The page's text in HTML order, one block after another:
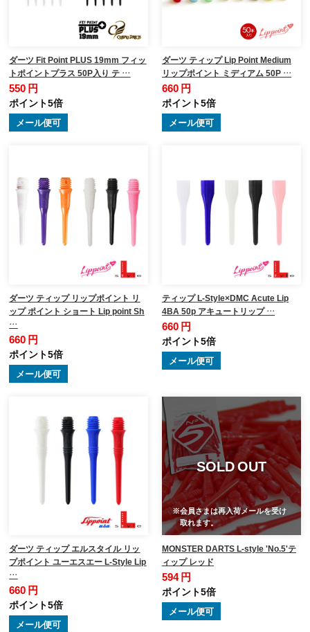
ダーツ Fit Point PLUS 19mm フィッ
トポイントプラス 50P入り テ …
550 円
ポイント5倍
メール便可
ダーツ ティップ Lip Point Medium
リップポイント ミディアム 50P …
660 円
ポイント5倍
メール便可
ダーツ ティップ リップポイント リ
ップ ポイント ショート Lip point Sh
…
660 円
ポイント5倍
メール便可
ティップ L-Style×DMC Acute Lip
4BA 50p アキュートリップ …
660 円
ポイント5倍
メール便可
ダーツ ティップ エルスタイル リッ
プポイント ユーエスエー L-Style Lip
…
660 円
ポイント5倍
メール便可
SOLD OUT
※会員さまは再入荷メールを受け
取れます。
MONSTER DARTS L-style 'No.5'テ
ィップ レッド
594 円
ポイント5倍
メール便可